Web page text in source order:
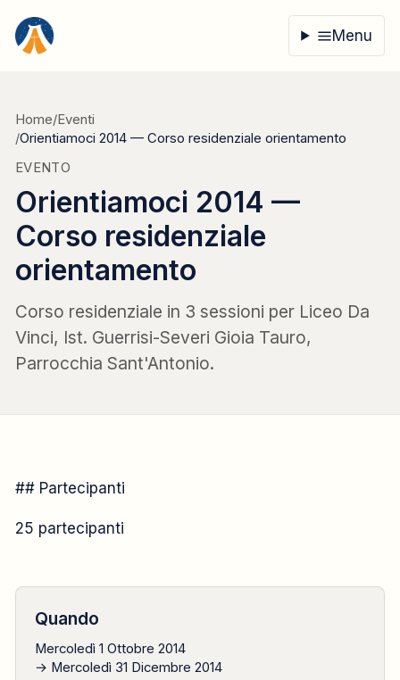
Menu
Home/Eventi
/Orientiamoci 2014 — Corso residenziale orientamento
EVENTO
Orientiamoci 2014 —
Corso residenziale
orientamento
Corso residenziale in 3 sessioni per Liceo Da
Vinci, Ist. Guerrisi-Severi Gioia Tauro,
Parrocchia Sant'Antonio.
2014
1 ottobre → 31 dicembre
## Partecipanti
25 partecipanti
Quando
Mercoledì 1 Ottobre 2014
→ Mercoledì 31 Dicembre 2014